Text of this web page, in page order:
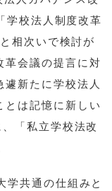
学校法人制度改革
相次いで検討が
革会議の提言に対
遽新たに学校法人
とは記憶に新しい
「私立学校法改
学共通の仕組みと